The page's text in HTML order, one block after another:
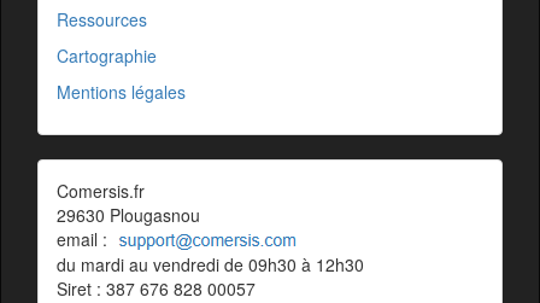
Ressources
Cartographie
Mentions légales
Comersis.fr
29630 Plougasnou
email :
du mardi au vendredi de 09h30 à 12h30
Siret : 387 676 828 00057